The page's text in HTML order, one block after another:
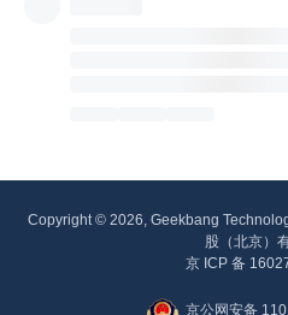
Copyright © 2026, Geekbang
股（北京）
京 ICP 备
京公网安备